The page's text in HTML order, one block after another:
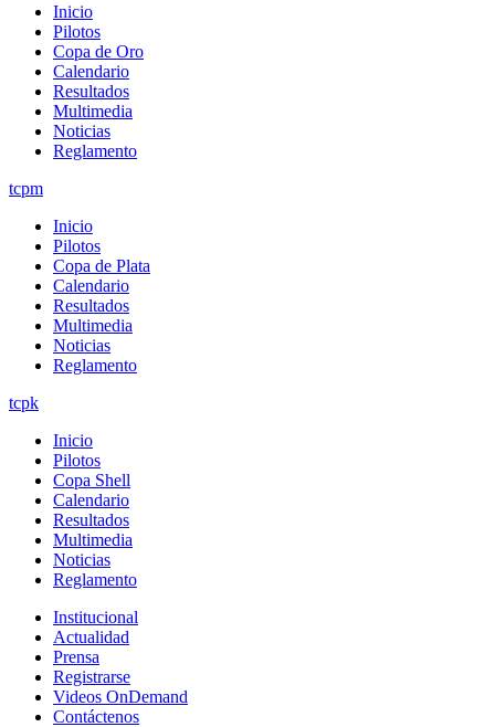
Inicio
Pilotos
Copa de Oro
Calendario
Resultados
Multimedia
Noticias
Reglamento
tcpm
Inicio
Pilotos
Copa de Plata
Calendario
Resultados
Multimedia
Noticias
Reglamento
tcpk
Inicio
Pilotos
Copa Shell
Calendario
Resultados
Multimedia
Noticias
Reglamento
Institucional
Actualidad
Prensa
Registrarse
Videos OnDemand
Contáctenos